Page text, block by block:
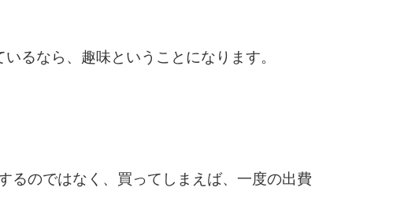
るなら、趣味ということになります。
るのではなく、買ってしまえば、一度の出費